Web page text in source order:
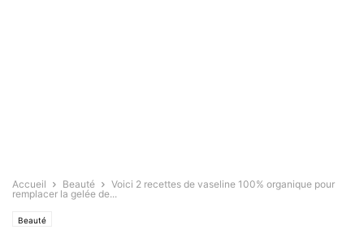
Accueil Beauté
Voici 2 recettes de vaseline 100% organique pour
remplacer la gelée de...
Beauté